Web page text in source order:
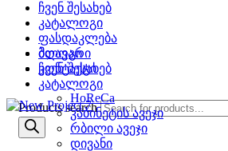
ჩვენ შესახებ
კატალოგი
ფასდაკლება
ბლოგი
კონტაქტი
Products search
მთავარი
ჩვენ შესახებ
კატალოგი
HoReCa
კაბინეტის ავეჯი
რბილი ავეჯი
დივანი